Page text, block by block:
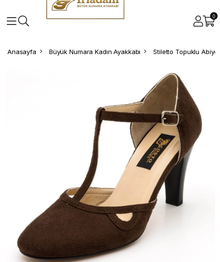
0
Anasayfa Büyük Numara Kadın Ayakkabı Stiletto Topuklu Abiye